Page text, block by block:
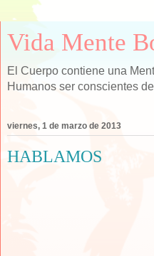
Vida Mente
El Cuerpo contiene una
Humanos ser conscientes
viernes, 1 de marzo de 2013
HABLAMOS